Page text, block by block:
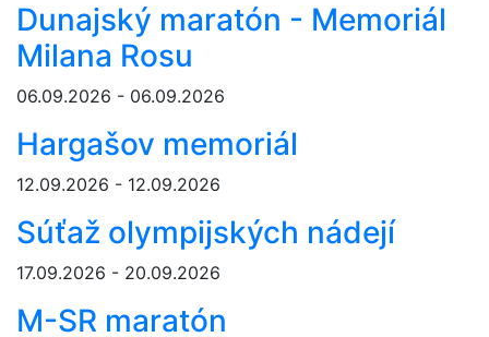
Dunajský maratón - Memoriál
Milana Rosu
06.09.2026 - 06.09.2026
Hargašov memoriál
12.09.2026 - 12.09.2026
Súťaž olympijských nádejí
17.09.2026 - 20.09.2026
M-SR maratón